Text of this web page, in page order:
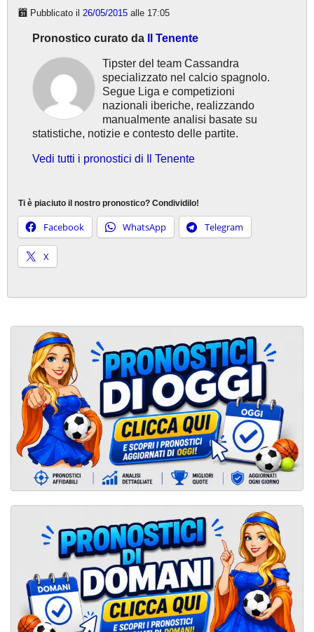
Pubblicato il 26/05/2015 alle 17:05
Pronostico curato da Il Tenente
Tipster del team Cassandra
specializzato nel calcio spagnolo.
Segue Liga e competizioni
nazionali iberiche, realizzando
manualmente analisi basate su
statistiche, notizie e contesto delle partite.
Vedi tutti i pronostici di Il Tenente
Ti è piaciuto il nostro pronostico? Condividilo!
Facebook WhatsApp Telegram
X